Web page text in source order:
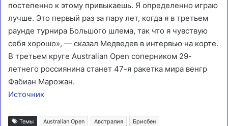
постепенно к этому привыкаешь. Я определенно играю
лучше. Это первый раз за пару лет, когда я в третьем
раунде турнира Большого шлема, так что я чувствую
себя хорошо», — сказал Медведев в интервью на корте.
В третьем круге Australian Open соперником 29-
летнего россиянина станет 47-я ракетка мира венгр
Фабиан Марожан.
Источник
Темы Australian Open Австралия
Брисбен